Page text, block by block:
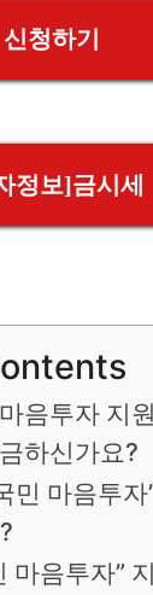
신청하기
정보]금시세
음투자 지
하신가요?
민 마음투자
마음투자”